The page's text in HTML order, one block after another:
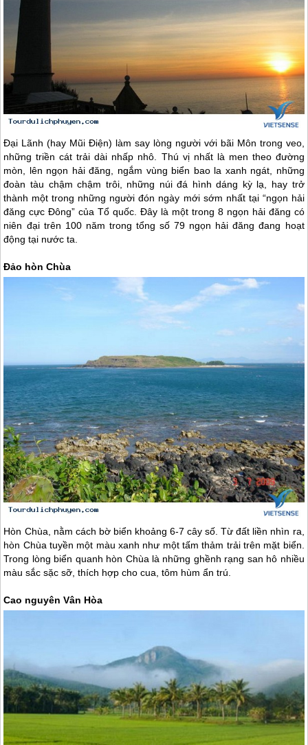
Đại Lãnh (hay Mũi Điện) làm say lòng người với bãi Môn trong veo,
những triền cát trải dài nhấp nhô. Thú vị nhất là men theo đường
mòn, lên ngọn hải đăng, ngắm vùng biển bao la xanh ngát, những
đoàn tàu chậm chậm trôi, những núi đá hình dáng kỳ lạ, hay trở
thành một trong những người đón ngày mới sớm nhất tại “ngọn hải
đăng cực Đông” của Tổ quốc. Đây là một trong 8 ngọn hải đăng có
niên đại trên 100 năm trong tổng số 79 ngọn hải đăng đang hoạt
động tại nước ta.
Đảo hòn Chùa
Hòn Chùa, nằm cách bờ biển khoảng 6-7 cây số. Từ đất liền nhìn ra,
hòn Chùa tuyền một màu xanh như một tấm thảm trải trên mặt biển.
Trong lòng biển quanh hòn Chùa là những ghềnh rạng san hô nhiều
màu sắc sặc sỡ, thích hợp cho cua, tôm hùm ẩn trú.
Cao nguyên Vân Hòa